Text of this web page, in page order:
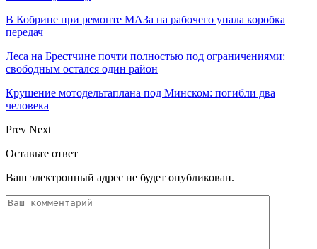
В Кобрине при ремонте МАЗа на рабочего упала коробка
передач
Леса на Брестчине почти полностью под ограничениями:
свободным остался один район
Крушение мотодельтаплана под Минском: погибли два
человека
Prev Next
Оставьте ответ
Ваш электронный адрес не будет опубликован.